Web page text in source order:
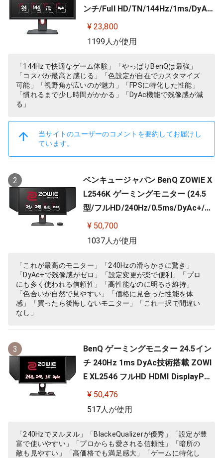
ンチ/Full HD/TN/144Hz/1ms/DyAc/
小さめ台座/OSDメニュー/指一本で
高さ調整)
¥ 23,800
1199人が使用
「144Hzで快適なゲーム体験」「やっぱりBenQは最強」
「コスパが最高と感じる」「色設定が自在でカスタマイズ
可能」「視野角が広いのが魅力」「FPSに特化した性能」
「慣れるまで少し時間がかかる」「DyAc機能で残像感が減
る」
当サイトのユーザーのコメントを要約してお届けし
ています。
2
ベンキュージャパン BenQ ZOWIE X
L2546K ゲーミングモニター (24.5
型/フルHD/240Hz/0.5ms/DyAc+/小
さめ台座/新筐体デザイン/新OSDメ
ニュー/新型液晶パネル採用)
¥ 50,700
1037人が使用
「これが最高のモニター」「240Hzの滑らかさに驚き」
「DyAc+で残像感がゼロ」「設定変更が楽で便利」「プロ
にも多く使われる信頼性」「高性能なのに明るさ維持」
「色合いが自然で見やすい」「価格に見合った性能を体
感」「買ったら後悔しないモニター」「これ一択で間違い
なし」
3
BenQ ゲーミングモニター 24.5イン
チ 240Hz 1ms DyAc技術搭載 ZOWI
E XL2546 フルHD HDMI DisplayPor
t DVI-DL搭載 FPS向き ディスプレイ
¥ 50,476
517人が使用
「240Hzでヌルヌル」「BlackeQualizerが優秀」「設定が豊
富で使いやすい」「プロからも愛される信頼性」「暗所の
敵も見やすい」「高価格でも満足感大」「ゲームに特化し